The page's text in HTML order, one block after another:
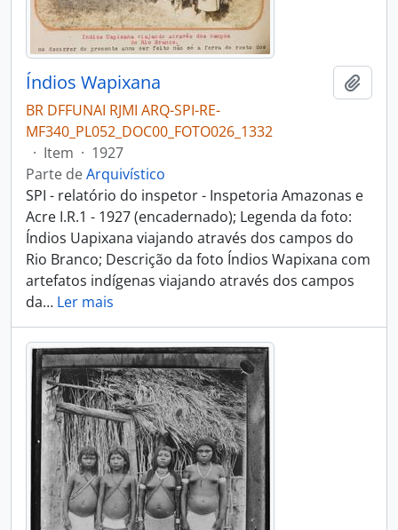
Índios Wapixana
BR DFFUNAI RJMI ARQ-SPI-RE-
MF340_PL052_DOC00_FOTO026_1332
· Item · 1927
Parte deArquivístico
SPI - relatório do inspetor - Inspetoria Amazonas e
Acre I.R.1 - 1927 (encadernado); Legenda da foto:
Índios Uapixana viajando através dos campos do
Rio Branco; Descrição da foto Índios Wapixana com
artefatos indígenas viajando através dos campos
da… Ler mais